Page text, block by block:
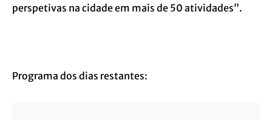
perspetivas na cidade em mais de 50 atividades”.
Programa dos dias restantes: